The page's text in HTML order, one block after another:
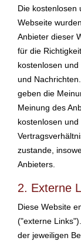
Die kostenlosen
Webseite
Anbieter dieser
für die
kostenlosen
und
geben die
Meinung des
kostenlosen
zustande,
Anbieters.
2. Externe
Diese Website
("externe
der jeweiligen